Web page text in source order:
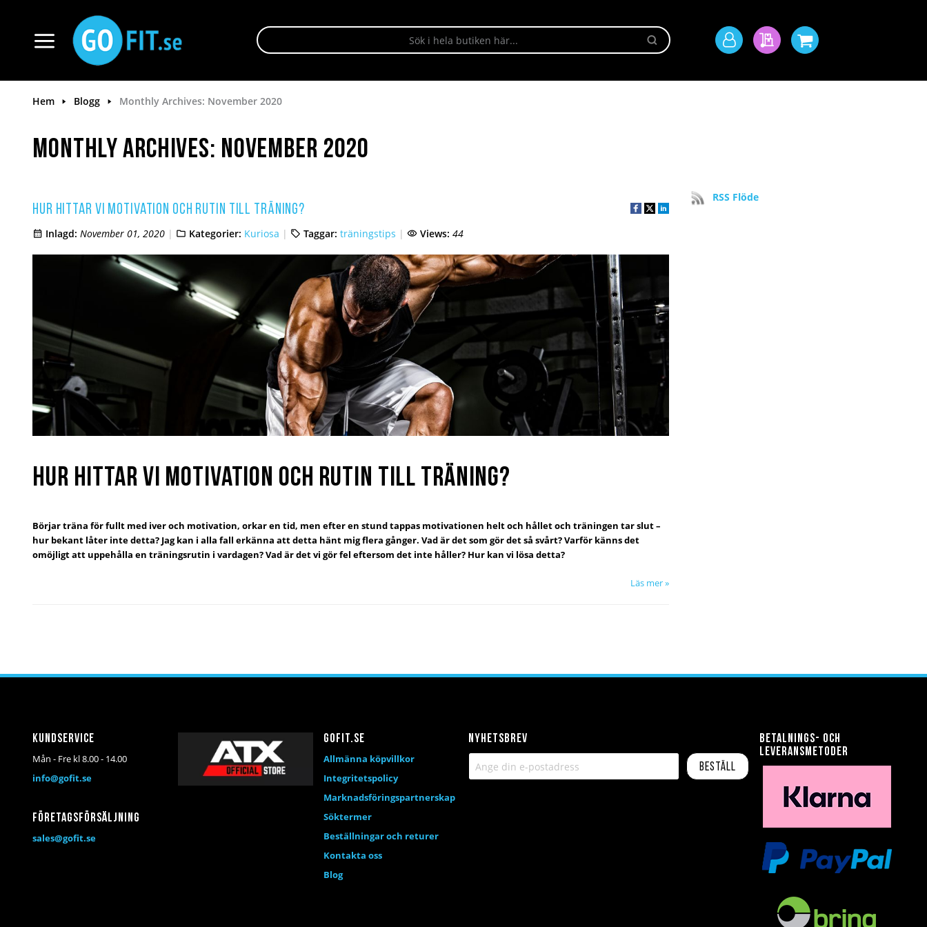
Växla
Nav
Sök
Mitt
Min offertMin kundvagn
Hem Blogg Monthly Archives: November 2020
Monthly Archives: November 2020
Hur hittar vi motivation och rutin till träning?
Inlagd: November 01, 2020 Kategorier: Kuriosa Taggar: träningstips Views: 44
Hur hittar vi motivation och rutin till träning?
Börjar träna för fullt med iver och motivation, orkar en tid, men efter en stund tappas motivationen helt och hållet och träningen tar slut –
hur bekant låter inte detta? Jag kan i alla fall erkänna att detta hänt mig flera gånger. Vad är det som gör det så svårt? Varför känns det
omöjligt att uppehålla en träningsrutin i vardagen? Vad är det vi gör fel eftersom det inte håller? Hur kan vi lösa detta?
Läs mer »
RSS Flöde
Nyhetsbrev
Beställ
Kundservice
Mån - Fre kl 8.00 - 14.00
info@gofit.se
Företagsförsäljning
sales@gofit.se
Betalnings- och
leveransmetoder
Gofit.se
Allmänna köpvillkor
Integritetspolicy
Marknadsföringspartnerskap
Söktermer
Beställningar och returer
Kontakta oss
Blog